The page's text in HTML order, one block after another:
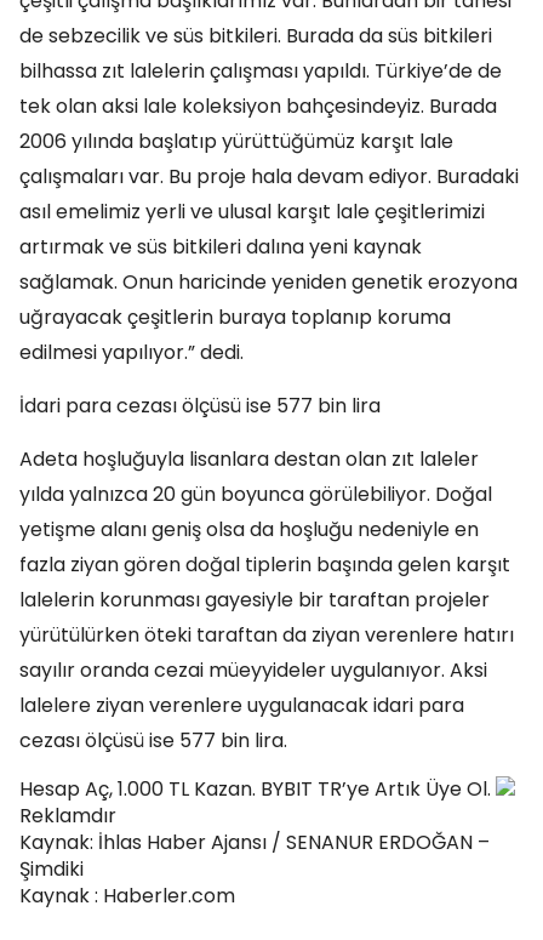
de sebzecilik ve süs bitkileri. Burada da süs bitkileri
bilhassa zıt lalelerin çalışması yapıldı. Türkiye’de de
tek olan aksi lale koleksiyon bahçesindeyiz. Burada
2006 yılında başlatıp yürüttüğümüz karşıt lale
çalışmaları var. Bu proje hala devam ediyor. Buradaki
asıl emelimiz yerli ve ulusal karşıt lale çeşitlerimizi
artırmak ve süs bitkileri dalına yeni kaynak
sağlamak. Onun haricinde yeniden genetik erozyona
uğrayacak çeşitlerin buraya toplanıp koruma
edilmesi yapılıyor.” dedi.
İdari para cezası ölçüsü ise 577 bin lira
Adeta hoşluğuyla lisanlara destan olan zıt laleler
yılda yalnızca 20 gün boyunca görülebiliyor. Doğal
yetişme alanı geniş olsa da hoşluğu nedeniyle en
fazla ziyan gören doğal tiplerin başında gelen karşıt
lalelerin korunması gayesiyle bir taraftan projeler
yürütülürken öteki taraftan da ziyan verenlere hatırı
sayılır oranda cezai müeyyideler uygulanıyor. Aksi
lalelere ziyan verenlere uygulanacak idari para
cezası ölçüsü ise 577 bin lira.
Hesap Aç, 1.000 TL Kazan. BYBIT TR’ye Artık Üye Ol.
Reklamdır
Kaynak: İhlas Haber Ajansı / SENANUR ERDOĞAN –
Şimdiki
Kaynak : Haberler.com